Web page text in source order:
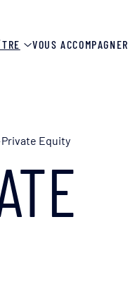
VOUS ACCOMPAGNER
Private Equity